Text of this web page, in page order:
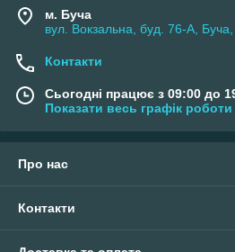
м. Буча
вул. Вокзальна, буд. 76-А, Буча,
Контакти
Сьогодні працює з 09:00 до
Показати весь графік роботи
Про нас
Контакти